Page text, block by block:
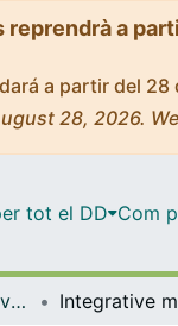
a
a partir del
28, 2026.
tot el DD Com
Articles publicats en revistes (Genètica, Microbiologia i Estadística)